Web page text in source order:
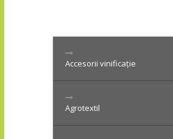
Accesorii vinificație
Agrotextil